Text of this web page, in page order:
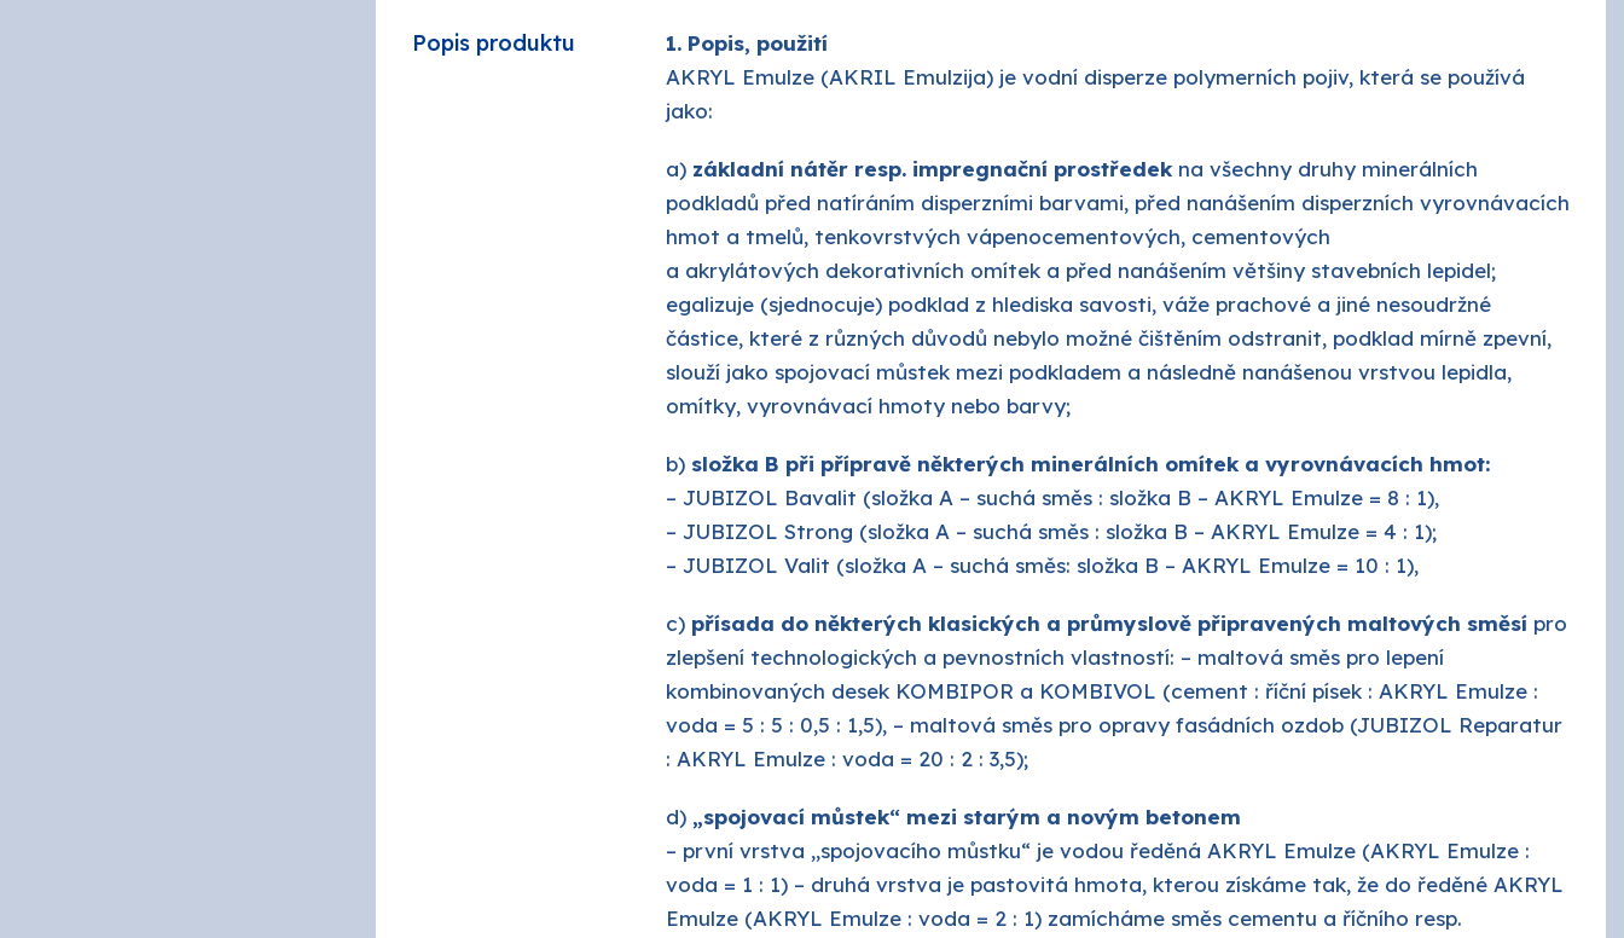
VITON
Popis produktu
1. Popis, použití
AKRYL Emulze (AKRIL Emulzija) je vodní disperze polymerních pojiv, která se používá
jako:
a) základní nátěr resp. impregnační prostředek na všechny druhy minerálních
podkladů před natíráním disperzními barvami, před nanášením disperzních vyrovnávacích
hmot a tmelů, tenkovrstvých vápenocementových, cementových
a akrylátových dekorativních omítek a před nanášením většiny stavebních lepidel;
egalizuje (sjednocuje) podklad z hlediska savosti, váže prachové a jiné nesoudržné
částice, které z různých důvodů nebylo možné čištěním odstranit, podklad mírně zpevní,
slouží jako spojovací můstek mezi podkladem a následně nanášenou vrstvou lepidla,
omítky, vyrovnávací hmoty nebo barvy;
b) složka B při přípravě některých minerálních omítek a vyrovnávacích hmot:
– JUBIZOL Bavalit (složka A – suchá směs : složka B – AKRYL Emulze = 8 : 1),
– JUBIZOL Strong (složka A – suchá směs : složka B – AKRYL Emulze = 4 : 1);
– JUBIZOL Valit (složka A – suchá směs: složka B – AKRYL Emulze = 10 : 1),
c) přísada do některých klasických a průmyslově připravených maltových směsí pro
zlepšení technologických a pevnostních vlastností: – maltová směs pro lepení
kombinovaných desek KOMBIPOR a KOMBIVOL (cement : říční písek : AKRYL Emulze :
voda = 5 : 5 : 0,5 : 1,5), – maltová směs pro opravy fasádních ozdob (JUBIZOL Reparatur
: AKRYL Emulze : voda = 20 : 2 : 3,5);
d) „spojovací můstek“ mezi starým a novým betonem
– první vrstva „spojovacího můstku“ je vodou ředěná AKRYL Emulze (AKRYL Emulze :
voda = 1 : 1) – druhá vrstva je pastovitá hmota, kterou získáme tak, že do ředěné AKRYL
Emulze (AKRYL Emulze : voda = 2 : 1) zamícháme směs cementu a říčního resp.